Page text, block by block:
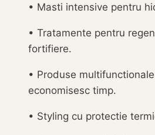
• Masti intensive pentru
• Tratamente pentru
fortifiere.
• Produse
economisesc timp.
• Styling cu protectie